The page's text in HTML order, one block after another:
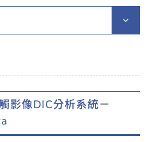
影像DIC分析系統－